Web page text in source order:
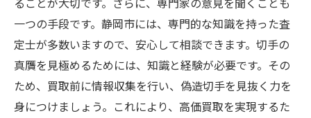
一つの手段です。静岡市には、専門的な知識を持った査
定士が多数いますので、安心して相談できます。切手の
真贋を見極めるためには、知識と経験が必要です。その
ため、買取前に情報収集を行い、偽造切手を見抜く力を
身につけましょう。これにより、高価買取を実現するた